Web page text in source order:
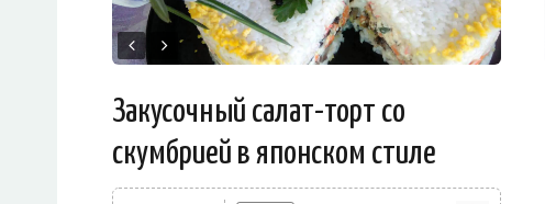
Закусочный салат-торт со
скумбрией в японском стиле